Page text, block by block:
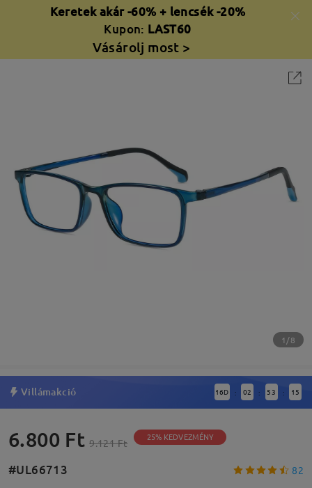
Keretek akár -60% + lencsék -20%
Kupon: LAST60
Vásárolj most >
1/8
Villámakció 16D : 02 : 53 : 15
6.800 Ft 9.121 Ft 25% KEDVEZMÉNY
#UL66713 82